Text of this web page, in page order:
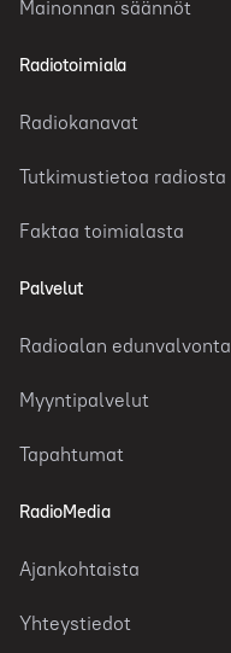
Mainonnan säännöt
Radiotoimiala
Radiokanavat
Tutkimustietoa radiosta
Faktaa toimialasta
Palvelut
Radioalan edunvalvonta
Myyntipalvelut
Tapahtumat
RadioMedia
Ajankohtaista
Yhteystiedot